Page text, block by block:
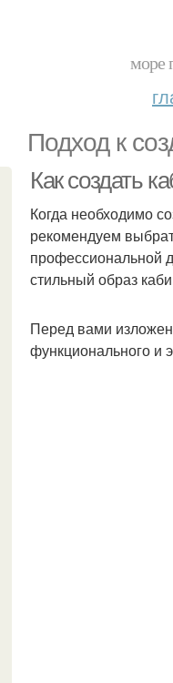
море
Подход к
Как создать
Когда необходимо
рекомендуем
профессиональной
стильный образ
Перед вами
функционального и